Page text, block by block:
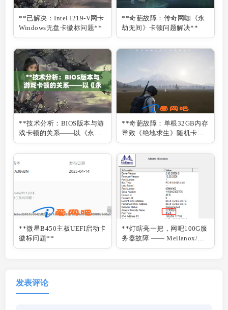
**已解决：Intel I219-V网卡
Windows无盘卡徽标问题**
**奇葩故障：传奇网咖《永
劫无间》卡顿问题解决**
**技术分析：BIOS版本与游
戏卡顿的关系——以《永劫
无间》为例**
**奇葩故障：单根32GB内存
导致《绝地求生》随机卡顿
**
**微星B450主板UEFI启动卡
徽标问题**
**灯瞎亮一把，网吧100G服
务器故障 —— Mellanox/迈
络思 100G网卡 IB/ETH模式
发表评论